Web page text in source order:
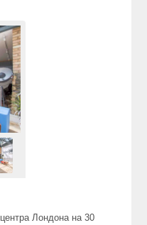
Лондона на 30